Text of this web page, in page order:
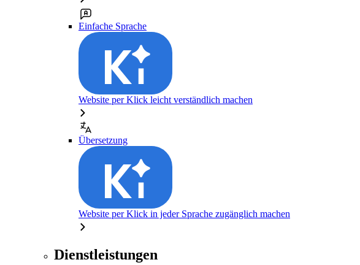
Einfache Sprache
Website per Klick leicht verständlich machen
Übersetzung
Website per Klick in jeder Sprache zugänglich machen
Dienstleistungen